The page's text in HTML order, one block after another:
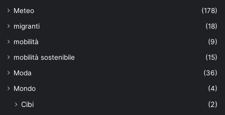
Meteo
(178)
migranti
(18)
mobilità
(9)
mobilità sostenibile
(15)
Moda
(36)
Mondo
(4)
Cibi (2)